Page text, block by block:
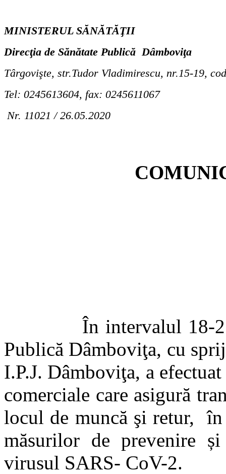
MINISTERUL SĂNĂTĂŢII
Direcţia de Sănătate Publică Dâmboviţa
Târgovişte, str.Tudor Vladimirescu, nr.15-19,
Tel: 0245613604, fax: 0245611067
Nr. 11021 / 26.05.2020
În intervalul 18-25
Publică Dâmboviţa, cu
I.P.J. Dâmboviţa, a
comerciale care asigură
locul de muncă şi retur,
măsurilor de prevenire
virusul SARS- CoV-2.